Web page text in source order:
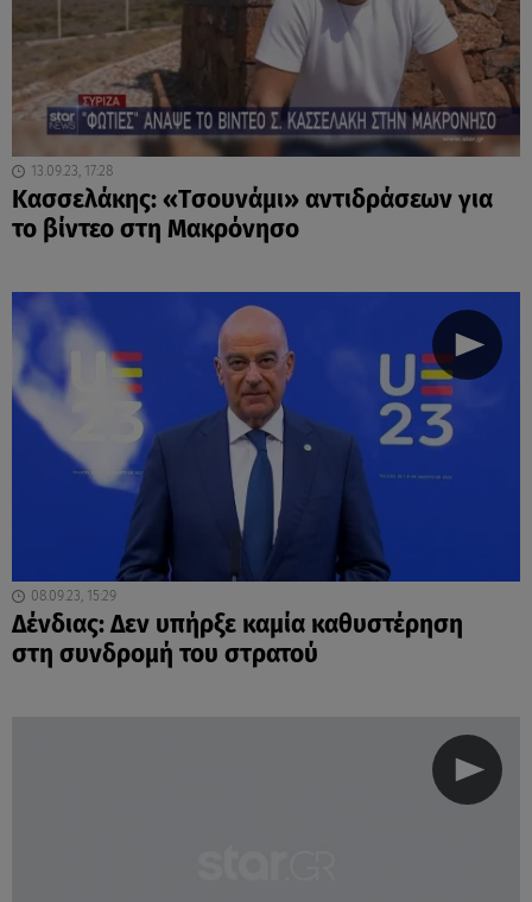
13.09.23, 17:28
Κασσελάκης: «Tσουνάμι» αντιδράσεων για
το βίντεο στη Μακρόνησο
08.09.23, 15:29
Δένδιας: Δεν υπήρξε καμία καθυστέρηση
στη συνδρομή του στρατού